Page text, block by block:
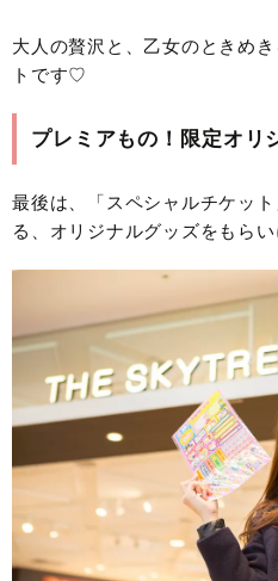
大人の贅沢と、乙女のときめ
トです♡
プレミアもの！限定オ
最後は、「スペシャルチケッ
る、オリジナルグッズをもら